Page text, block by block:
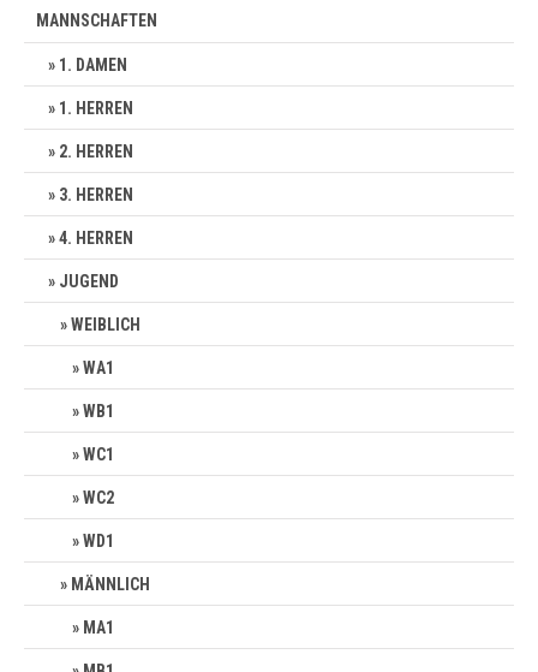
MANNSCHAFTEN
1. DAMEN
1. HERREN
2. HERREN
3. HERREN
4. HERREN
JUGEND
WEIBLICH
WA1
WB1
WC1
WC2
WD1
MÄNNLICH
MA1